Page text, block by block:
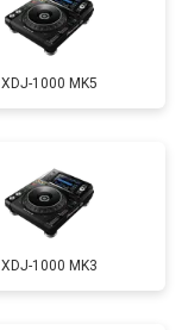
XDJ-1000 MK5
XDJ-1000 MK3